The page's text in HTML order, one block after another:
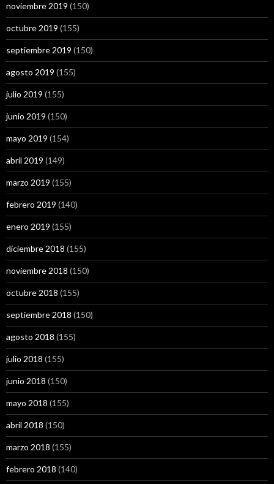
noviembre 2019 (150)
octubre 2019 (155)
septiembre 2019 (150)
agosto 2019 (155)
julio 2019 (155)
junio 2019 (150)
mayo 2019 (154)
abril 2019 (149)
marzo 2019 (155)
febrero 2019 (140)
enero 2019 (155)
diciembre 2018 (155)
noviembre 2018 (150)
octubre 2018 (155)
septiembre 2018 (150)
agosto 2018 (155)
julio 2018 (155)
junio 2018 (150)
mayo 2018 (155)
abril 2018 (150)
marzo 2018 (155)
febrero 2018 (140)